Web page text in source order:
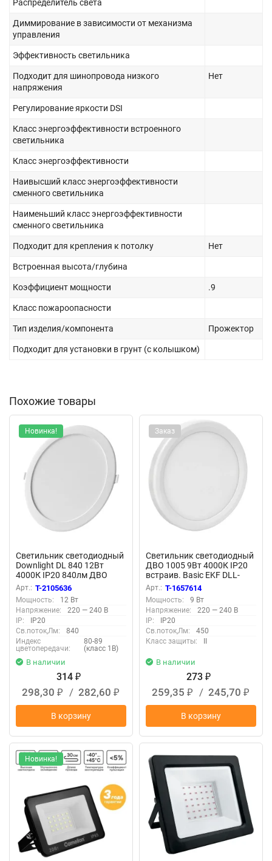
Распределитель света
Диммирование в зависимости от механизма
управления
Эффективность светильника
Подходит для шинопровода низкого
напряжения
Нет
Регулирование яркости DSI
Класс энергоэффективности встроенного
светильника
Класс энергоэффективности
Наивысший класс энергоэффективности
сменного светильника
Наименьший класс энергоэффективности
сменного светильника
Подходит для крепления к потолку Нет
Встроенная высота/глубина
Коэффициент мощности .9
Класс пожароопасности
Тип изделия/компонента Прожектор
Подходит для установки в грунт (с колышком)
Похожие товары
Новинка!
Светильник светодиодный
Downlight DL 840 12Вт
4000К IP20 840лм ДВО
встраив. даунлайт круглый
бел. LEDVANCE
4607194235520
Арт.: T-2105636
Мощность:
12 Вт
Напряжение:
220 — 240 В
IP:
IP20
Св.поток,Лм:
840
Индекс
цветопередачи:
80-89
(класс 1В)
В наличии
314 ₽
298,30 ₽ / 282,60 ₽
В корзину
Заказ
Светильник светодиодный
ДВО 1005 9Вт 4000К IP20
встраив. Basic EKF DLL-
1005-9-4000
Арт.: T-1657614
Мощность:
9 Вт
Напряжение:
220 — 240 В
IP:
IP20
Св.поток,Лм:
450
Класс защиты:
II
В наличии
273 ₽
259,35 ₽ / 245,70 ₽
В корзину
Новинка!